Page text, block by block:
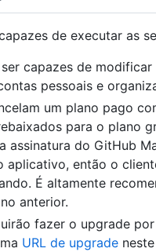
de executar as
capazes de
pessoais e
um plano pago
para o plano
assinatura do GitHub
aplicativo, então o
É altamente
anterior.
fazer o upgrade
URL de upgrade neste